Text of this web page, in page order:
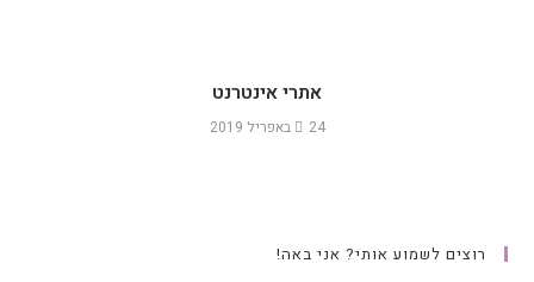
אתרי אינטרנט
24 באפריל 2019
רוצים לשמוע אותי? אני באה!